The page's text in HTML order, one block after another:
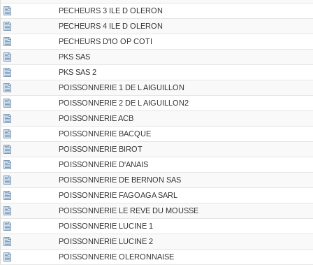
PECHEURS 3 ILE D OLERON
PECHEURS 4 ILE D OLERON
PECHEURS D'IO OP COTI
PKS SAS
PKS SAS 2
POISSONNERIE 1 DE L AIGUILLON
POISSONNERIE 2 DE L AIGUILLON2
POISSONNERIE ACB
POISSONNERIE BACQUE
POISSONNERIE BIROT
POISSONNERIE D'ANAIS
POISSONNERIE DE BERNON SAS
POISSONNERIE FAGOAGA SARL
POISSONNERIE LE REVE DU MOUSSE
POISSONNERIE LUCINE 1
POISSONNERIE LUCINE 2
POISSONNERIE OLERONNAISE